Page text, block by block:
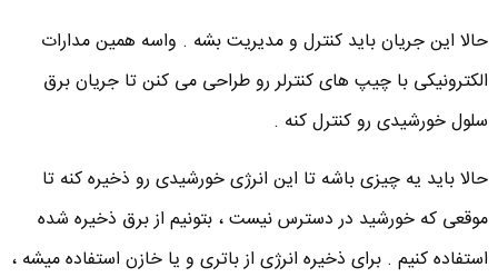
حالا این جریان باید کنترل و مدیریت بشه . واسه همین مدارات
الکترونیکی با چیپ های کنترلر رو طراحی می کنن تا جریان برق
سلول خورشیدی رو کنترل کنه .
حالا باید یه چیزی باشه تا این انرژی خورشیدی رو ذخیره کنه تا
موقعی که خورشید در دسترس نیست ، بتونیم از برق ذخیره شده
استفاده کنیم . برای ذخیره انرژی از باتری و یا خازن استفاده میشه ،